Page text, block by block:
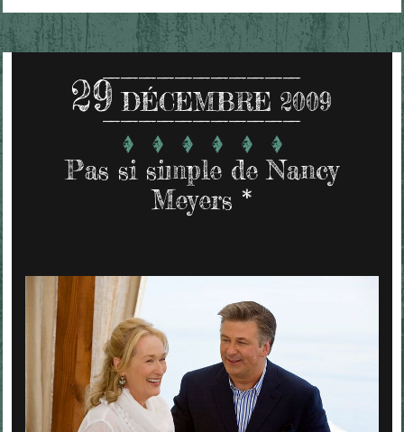
29 DÉCEMBRE 2009
Pas si simple de Nancy
Meyers *